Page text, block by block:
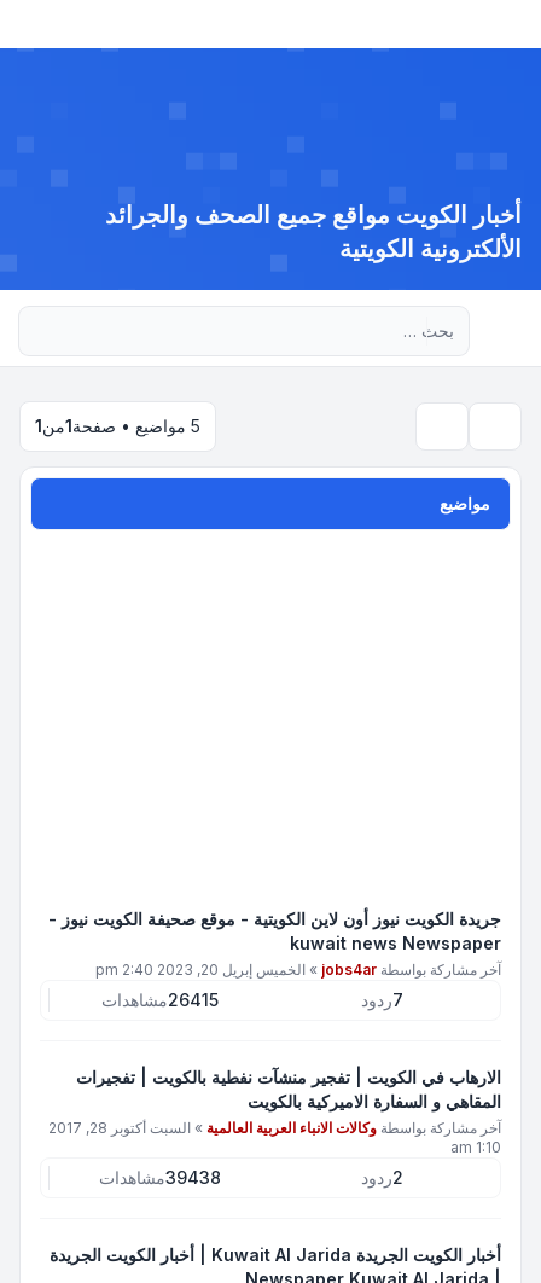
أخبار الكويت مواقع جميع الصحف والجرائد
الألكترونية الكويتية
5 مواضيع • صفحة 1من1
مواضيع
جريدة الكويت نيوز أون لاين الكويتية - موقع صحيفة الكويت نيوز -
kuwait news Newspaper
آخر مشاركة بواسطة jobs4ar
» الخميس إبريل 20, 2023 2:40 pm
7ردود 26415مشاهدات
الارهاب في الكويت | تفجير منشآت نفطية بالكويت | تفجيرات
المقاهي و السفارة الاميركية بالكويت
آخر مشاركة بواسطة وكالات الانباء العربية العالمية »
السبت أكتوبر 28, 2017
1:10 am
2ردود 39438مشاهدات
أخبار الكويت الجريدة Kuwait Al Jarida | أخبار الكويت الجريدة